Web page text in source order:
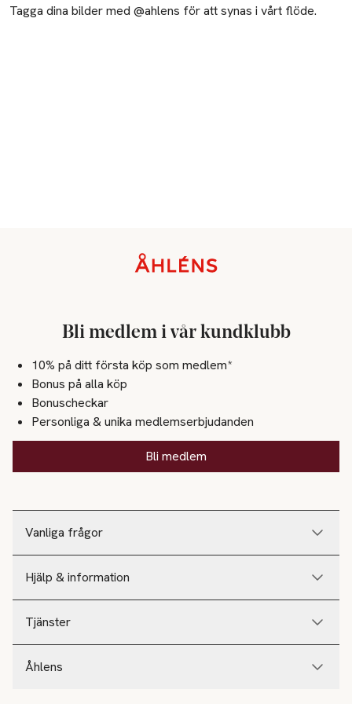
Tagga dina bilder med @ahlens för att synas i vårt flöde.
Vanliga frågor
Hjälp & information
Tjänster
Åhlens
Bli medlem i vår kundklubb
10% på ditt första köp som medlem*
Bonus på alla köp
Bonuscheckar
Personliga & unika medlemserbjudanden
Bli medlem